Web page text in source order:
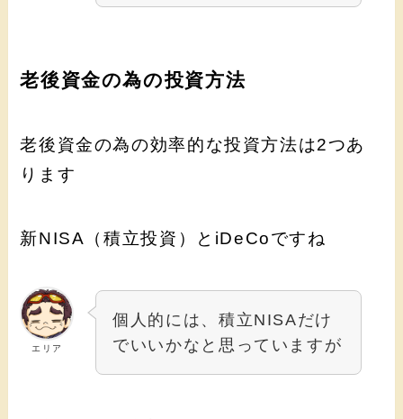
老後資金の為の投資方法
老後資金の為の効率的な投資方法は2つあ
ります
新NISA（積立投資）とiDeCoですね
エリア
個人的には、積立NISAだけ
でいいかなと思っていますが